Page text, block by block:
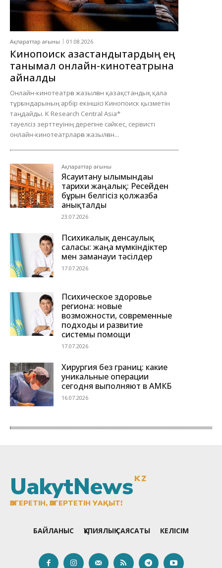
UakytNewsKZ
ӨЗГЕРЕТІН, ӨЗГЕРТЕТІН УАҚЫТ!
БАЙЛАНЫС ҚҰПИЯЛЫҚ САЯСАТЫ КЕЛІСІМ